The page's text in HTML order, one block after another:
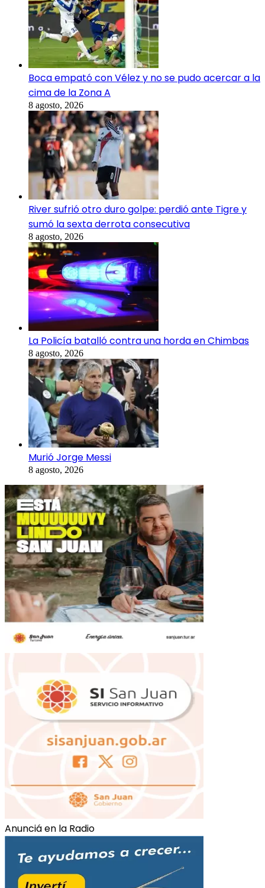
Boca empató con Vélez y no se pudo acercar a la
cima de la Zona A
8 agosto, 2026
River sufrió otro duro golpe: perdió ante Tigre y
sumó la sexta derrota consecutiva
8 agosto, 2026
La Policía batalló contra una horda en Chimbas
8 agosto, 2026
Murió Jorge Messi
8 agosto, 2026
Anunciá en la Radio